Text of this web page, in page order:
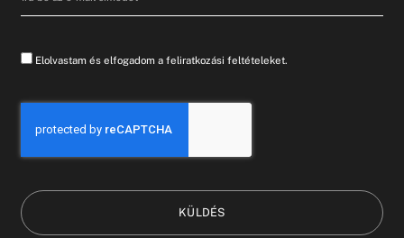
Elolvastam és elfogadom a feliratkozási feltételeket.
KÜLDÉS